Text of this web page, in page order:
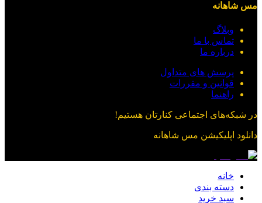
مس شاهانه
وبلاگ
تماس با ما
درباره ما
پرسش های متداول
قوانین و مقررات
راهنما
در شبکه‌های اجتماعی کنارتان هستیم!
دانلود اپلیکیشن مس شاهانه
خانه
دسته بندی
سبد خرید